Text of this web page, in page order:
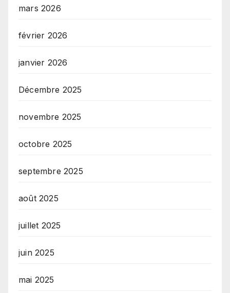
mars 2026
février 2026
janvier 2026
Décembre 2025
novembre 2025
octobre 2025
septembre 2025
août 2025
juillet 2025
juin 2025
mai 2025